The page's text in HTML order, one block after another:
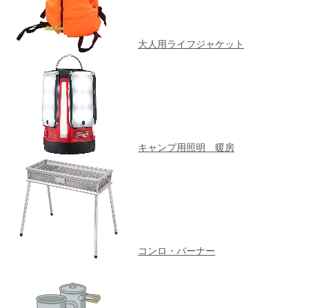
大人用ライフジャケット
キャンプ用照明 暖房
コンロ・バーナー